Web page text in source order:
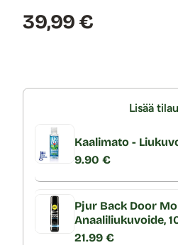
Hinta:
39,99 €
Lisää
Kaalimato -
9.90 €
Pjur Back Door
Anaaliliukuvoide,
21.99 €